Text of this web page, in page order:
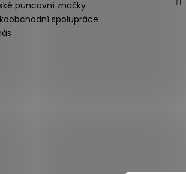
puncovní značky
spolupráce